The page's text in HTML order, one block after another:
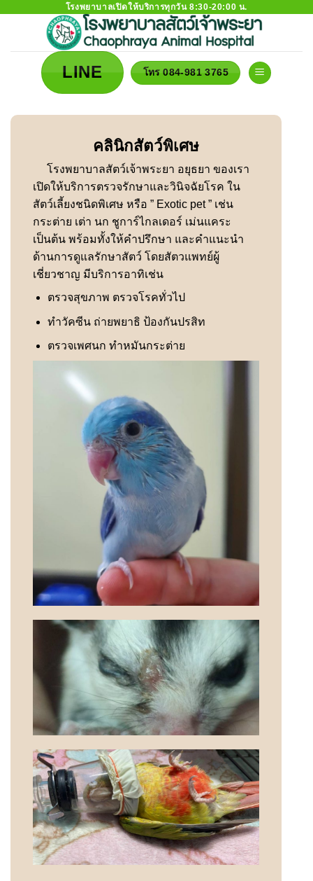
โรงพยาบาลเปิดให้บริการทุกวัน 8:30-20:00 น.
LINE โทร 084-981 3765
คลินิกสัตว์พิเศษ
โรงพยาบาลสัตว์เจ้าพระยา อยุธยา ของเรา
เปิดให้บริการตรวจรักษาและวินิจฉัยโรค ใน
สัตว์เลี้ยงชนิดพิเศษ หรือ ” Exotic pet ” เช่น
กระต่าย เต่า นก ชูการ์ไกลเดอร์ เม่นแคระ
เป็นต้น พร้อมทั้งให้คำปรึกษา และคำแนะนำ
ด้านการดูแลรักษาสัตว์ โดยสัตวแพทย์ผู้
เชี่ยวชาญ มีบริการอาทิเช่น
ตรวจสุขภาพ ตรวจโรคทั่วไป
ทำวัคซีน ถ่ายพยาธิ ป้องกันปรสิท
ตรวจเพศนก ทำหมันกระต่าย